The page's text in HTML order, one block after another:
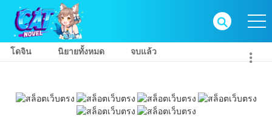
โดจิน นิยายทั้งหมด จบแล้ว